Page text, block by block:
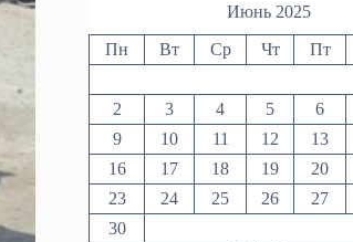
Июнь 2025
Пн Вт Ср Чт Пт
2
3 4 5 6
9
10 11 12 13
16
17 18 19 20
23
24 25 26 27
30